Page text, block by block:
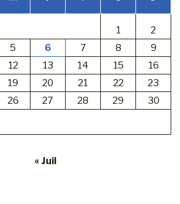
1
2
5 6 7 8
9
12 13 14 15
16
19 20 21 22
23
26 27 28 29
30
« Juil